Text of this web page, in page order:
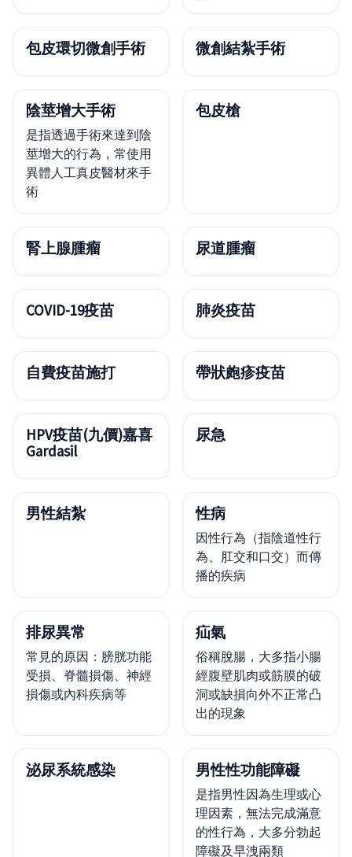
包皮環切微創手術 微創結紮手術
陰莖增大手術
是指透過手術來達到陰
莖增大的行為，常使用
異體人工真皮醫材來手
術
包皮槍
腎上腺腫瘤 尿道腫瘤
COVID-19疫苗 肺炎疫苗
自費疫苗施打 帶狀皰疹疫苗
HPV疫苗(九價)嘉喜
Gardasil
尿急
男性結紮 性病
因性行為（指陰道性行
為、肛交和口交）而傳
播的疾病
排尿異常
常見的原因：膀胱功能
受損、脊髓損傷、神經
損傷或內科疾病等
疝氣
俗稱脫腸，大多指小腸
經腹壁肌肉或筋膜的破
洞或缺損向外不正常凸
出的現象
泌尿系統感染 男性性功能障礙
是指男性因為生理或心
理因素，無法完成滿意
的性行為，大多分勃起
障礙及早洩兩類